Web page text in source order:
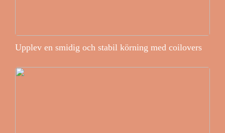
Upplev en smidig och stabil körning med coilovers